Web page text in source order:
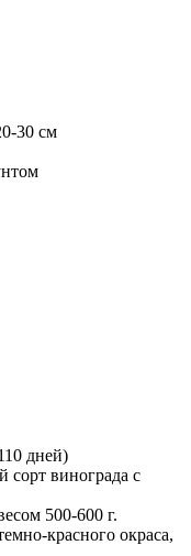
30 см
дней)
винограда с
500-600 г.
красного окраса,